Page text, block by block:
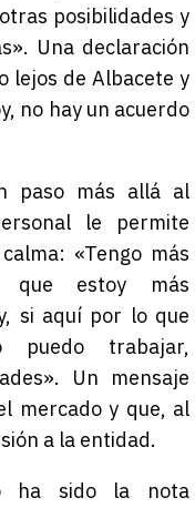
posibilidades y
Una declaración
lejos de Albacete y
no hay un acuerdo
paso más allá al
le permite
«Tengo más
que estoy más
si aquí por lo que
trabajar,
Un mensaje
mercado y que, al
a la entidad.
ha sido la nota